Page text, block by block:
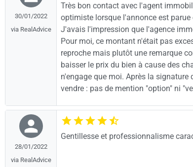
30/01/2022
via RealAdvice
Très bon contact avec l'agent
optimiste lorsque l'annonce est
J'avais l'impression que l'agence
Pour moi, ce montant n'était pas
reproche mais plutôt une remarque
baisser le prix du bien à cause des
n'engage que moi. Après la
vendre : pas de mention "option" ni
28/01/2022
via RealAdvice
Gentillesse et professionnalisme